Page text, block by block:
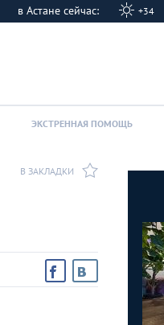
в Астане сейчас: +34
ЭКСТРЕННАЯ ПОМОЩЬ
В ЗАКЛАДКИ